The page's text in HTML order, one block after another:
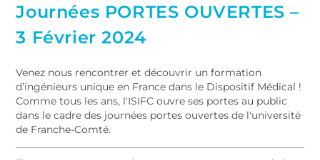
Journées PORTES OUVERTES –
3 Février 2024
Venez nous rencontrer et découvrir un formation
d’ingénieurs unique en France dans le Dispositif Médical !
Comme tous les ans, l'ISIFC ouvre ses portes au public
dans le cadre des journées portes ouvertes de l'université
de Franche-Comté.